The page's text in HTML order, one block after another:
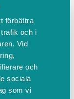
förbättra
och i
Vid
och
sociala
som vi
upp den
med
och
BOKA